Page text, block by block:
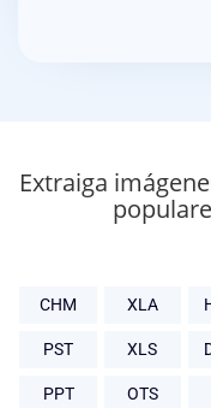
Extraiga
CHM XLA
PST XLS
PPT OTS